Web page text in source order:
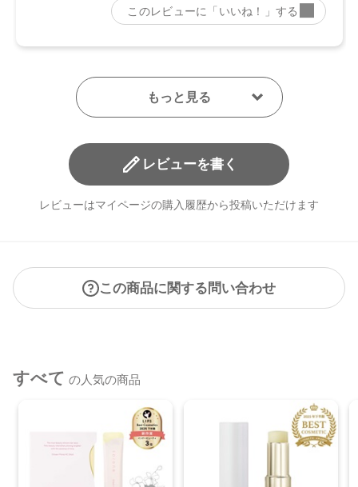
レビューを書く
レビューはマイページの購入履歴から投稿いただけます
この商品に関する問い合わせ
すべて の人気の商品